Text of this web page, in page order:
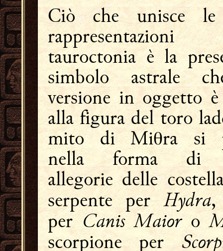
Ciò che unisce le
tauroctonia è la
simbolo astrale
versione in oggetto
alla figura del toro
mito di Miθra si
nella forma di
allegorie delle
serpente per Hydra,
perCanis Maioro
scorpione per